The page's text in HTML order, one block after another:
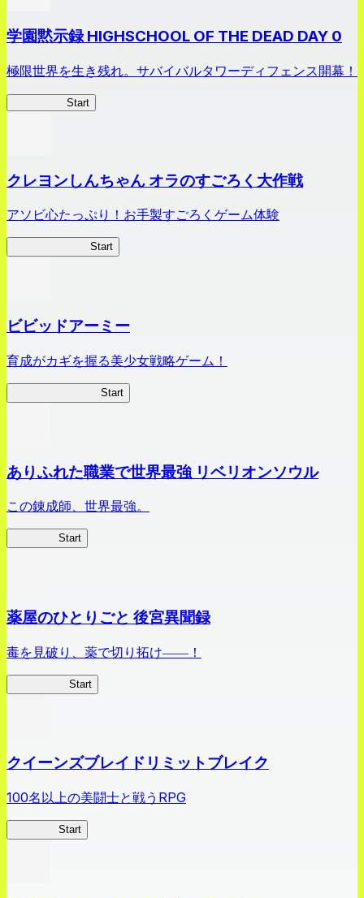
学園黙示録 HIGHSCHOOL OF THE DEAD DAY 0
極限世界を生き残れ。サバイバルタワーディフェンス開幕！
Start
クレヨンしんちゃん オラのすごろく大作戦
アソビ心たっぷり！お手製すごろくゲーム体験
Start
ビビッドアーミー
育成がカギを握る美少女戦略ゲーム！
Start
ありふれた職業で世界最強 リベリオンソウル
この錬成師、世界最強。
Start
薬屋のひとりごと 後宮異聞録
毒を見破り、薬で切り拓け――！
Start
クイーンズブレイドリミットブレイク
100名以上の美闘士と戦うRPG
Start